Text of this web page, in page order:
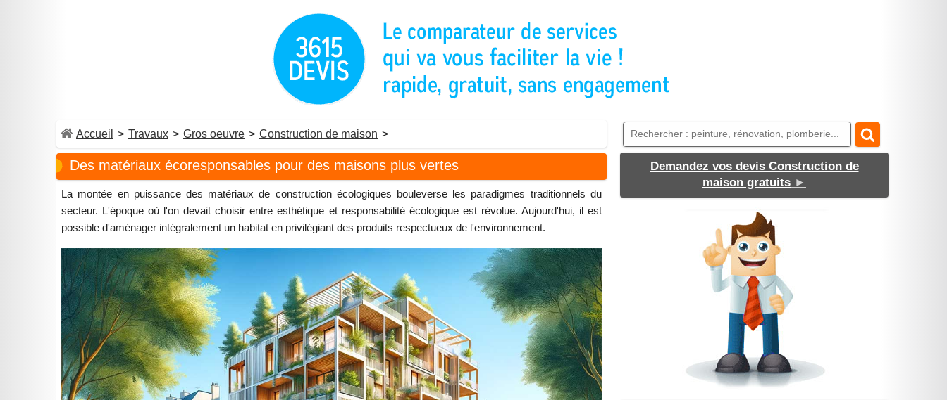
Accueil > Travaux > Gros oeuvre > Construction de maison >
Des matériaux écoresponsables pour des maisons plus vertes
La montée en puissance des matériaux de construction écologiques bouleverse les paradigmes traditionnels du
secteur. L'époque où l'on devait choisir entre esthétique et responsabilité écologique est révolue. Aujourd'hui, il est
possible d'aménager intégralement un habitat en privilégiant des produits respectueux de l'environnement.
Demandez vos devis Construction de
maison gratuits ►